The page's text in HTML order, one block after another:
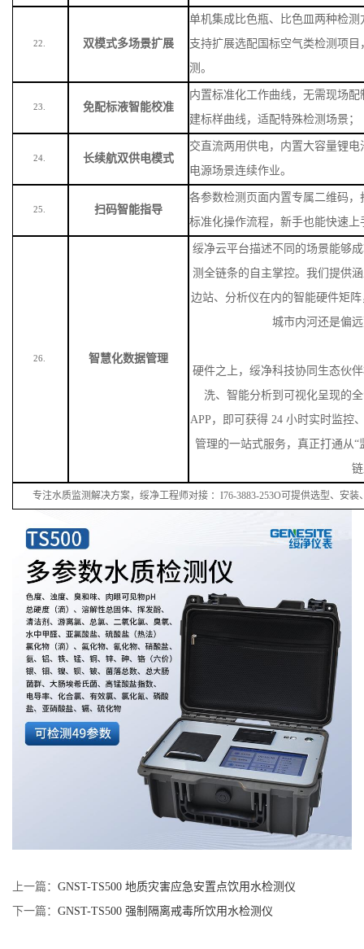
22. 双模式多场景扩展
单机集成比色瓶、比色皿两种检
支持扩展选配国标空气类检测项
测。
23. 免配标液智能校准
内置标准化工作曲线，无需现场
建标样曲线，适配特殊检测场景 ；
24. 长续航双供电模式
交直流两用供电，内置大容量锂电
电源场景连续作业。
25. 扫码智能指导
各参数检测页面内置专属二维码
标准化操作流程，新手也能快速上
26. 智慧化数据管理
绥净云平台描述不同的场景能够
测全链条的自主掌控。我们提供
边站、分析仪在内的智能硬件矩
城市内河还是偏
硬件之上，绥净科技协同生态伙
洗、智能分析到可视化呈现的
APP，即可获得 24 小时实时监控
管理的一站式服务，真正打通从“
专注水质监测解决方案，绥净工程师对接 ：I76-3883-253O可提供选型、安装
上一篇： GNST-TS500 地质灾害应急安置点饮用水检测仪
下一篇： GNST-TS500 强制隔离戒毒所饮用水检测仪